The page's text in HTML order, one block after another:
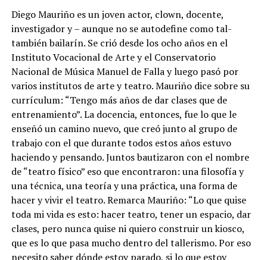
Diego Mauriño es un joven actor, clown, docente,
investigador y – aunque no se autodefine como tal-
también bailarín. Se crió desde los ocho años en el
Instituto Vocacional de Arte y el Conservatorio
Nacional de Música Manuel de Falla y luego pasó por
varios institutos de arte y teatro. Mauriño dice sobre su
currículum: “Tengo más años de dar clases que de
entrenamiento”.La docencia, entonces, fue lo que le
enseñó un camino nuevo, que creó junto al grupo de
trabajo con el que durante todos estos años estuvo
haciendo y pensando. Juntos bautizaron con el nombre
de “teatro físico” eso que encontraron: una filosofía y
una técnica, una teoría y una práctica, una forma de
hacer y vivir el teatro. Remarca Mauriño: “Lo que quise
toda mi vida es esto: hacer teatro, tener un espacio, dar
clases, pero nunca quise ni quiero construir un kiosco,
que es lo que pasa mucho dentro del tallerismo. Por eso
necesito saber dónde estoy parado, si lo que estoy